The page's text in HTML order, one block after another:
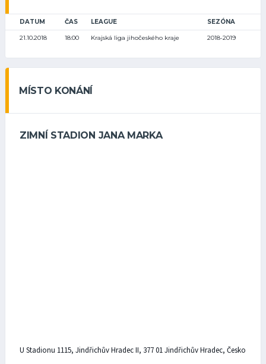
DATUM ČAS LEAGUE SEZÓNA
21.10.2018 18:00 Krajská liga jihočeského kraje 2018-2019
MÍSTO KONÁNÍ
ZIMNÍ STADION JANA MARKA
U Stadionu 1115, Jindřichův Hradec II, 377 01 Jindřichův Hradec, Česko